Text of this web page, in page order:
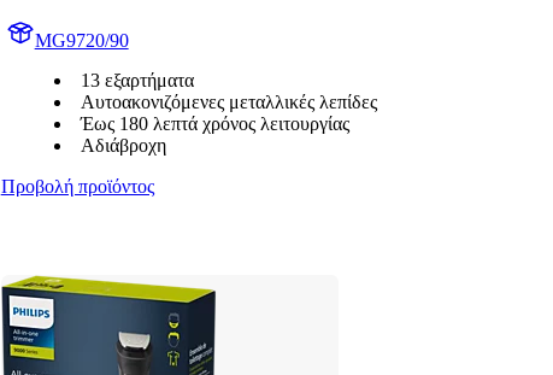
MG9720/90
13 εξαρτήματα
Aυτοακονιζόμενες μεταλλικές λεπίδες
Έως 180 λεπτά χρόνος λειτουργίας
Αδιάβροχη
Προβολή προϊόντος